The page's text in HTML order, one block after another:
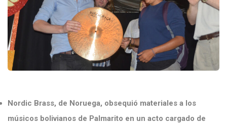
Nordic Brass, de Noruega, obsequió materiales a los
músicos bolivianos de Palmarito en un acto cargado de